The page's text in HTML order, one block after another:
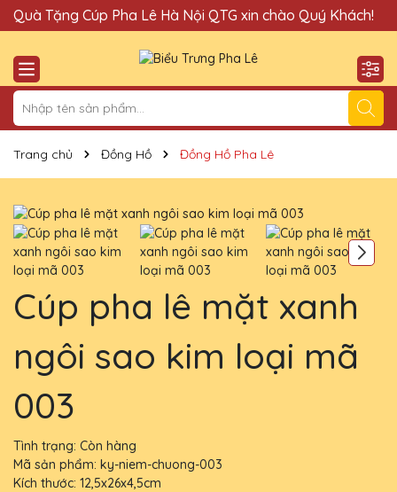
Quà Tặng Cúp Pha Lê Hà Nội QTG xin chào Quý Khách!
Trang chủ Đồng Hồ Đồng Hồ Pha Lê
Cúp pha lê mặt xanh
ngôi sao kim loại mã
003
Tình trạng: Còn hàng
Mã sản phẩm: ky-niem-chuong-003
Kích thước: 12,5x26x4,5cm